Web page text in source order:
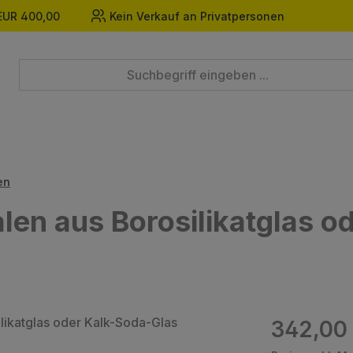
400,00 Kein Verkauf an Privatpersonen
aus Borosilikatglas
Regulärer
342,00